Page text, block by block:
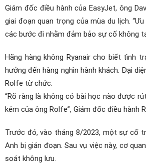
Giám đốc điều hành của EasyJet, ông
giai đoạn quan trọng của mùa du lịch.
các bước đi nhằm đảm bảo sự cố không
Hãng hàng không Ryanair cho biết tình
hưởng đến hàng nghìn hành khách. Đại
Rolfe từ chức.
“Rõ ràng là không có bài học nào được
kém của ông Rolfe”, Giám đốc điều hành
Trước đó, vào tháng 8/2023, một sự cố
Anh bị gián đoạn. Sau vụ việc này, cơ
soát không lưu.